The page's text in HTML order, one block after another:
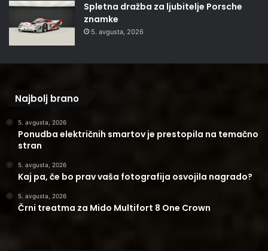
Spletna dražba za ljubitelje Porsche
znamke
5. avgusta, 2026
Najbolj brano
5. avgusta, 2026
Ponudba električnih smartov je prestopila na temačno
stran
5. avgusta, 2026
Kaj pa, če bo prav vaša fotografija osvojila nagrado?
5. avgusta, 2026
Črni treatma za Mido Multifort 8 One Crown